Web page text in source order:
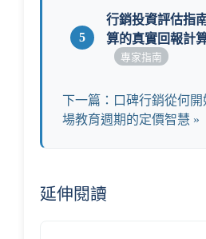
5
行銷投資評估指
算的真實回報計
專家指南
下一篇：口碑行銷從何開
場教育週期的定價智慧 »
延伸閱讀